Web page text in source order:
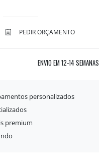
PEDIR ORÇAMENTO
ENVIO EM 12-14 SEMANAS
personalizados
premium